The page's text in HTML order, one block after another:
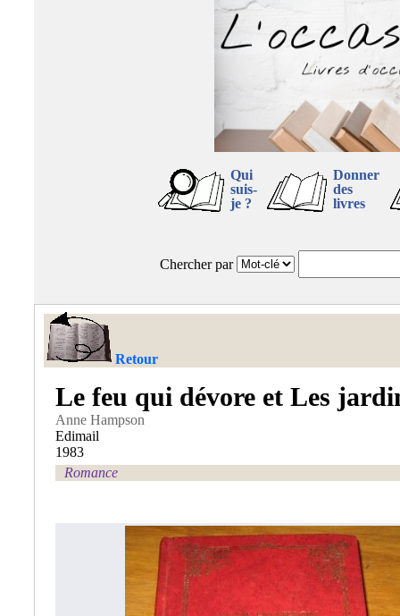
Qui
suis-
je ?
Donner
des
livres
Chercher par
Retour
Le feu qui dévore et Les
Anne Hampson
Edimail
1983
Romance